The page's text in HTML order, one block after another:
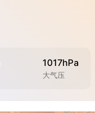
1017hPa
大气压